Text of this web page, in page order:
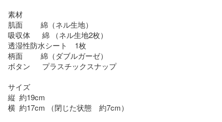
素材
肌面         綿（ネル生地）
吸収体      綿 （ネル生地2枚）
透湿性防水シート　1枚
柄面         綿（ダブルガーゼ）
ボタン      プラスチックスナップ
サイズ
縦  約19cm
横  約17cm （閉じた状態　約7cm）